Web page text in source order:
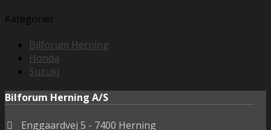
Kategorier
Bilforum Herning
Honda
Suzuki
Bilforum Herning A/S
Enggaardvej 5 - 7400 Herning